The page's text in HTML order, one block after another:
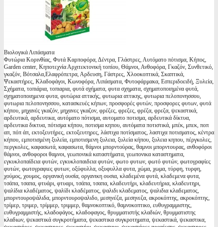
Βιολογικά Λιπάσματα
Φυτώρια Κορινθίας, Φυτά Καρποφόρα, Δέντρα, Γλάστρες, Αυτόματο πότισμα, Κήπος,
Garden center, Κηποτεχνία Αρχιτεκτονική τοπίου, Θάμνοι, Ανθοφόρα, Γκαζόν, Συνθετικό,
γκαζόν, Βότσαλα,Ελαφρόπετρα, Αρδευση, Γάστρες, Χλοοκοπτικά, Σκαπτικά,
Ψεκαστήρες, Κλαδοφάγοι, Κωνοφόρα, Λιπάσματα, Φυτοφάρμακα, Εσπεριδοειδή, Ξυλεία,
Σχήματα, τοπιάρια, τοπιαρια, φυτά σχήματα, φυτα σχηματα, σχηματοποιημένα φυτά,
σχηματοποιημενα φυτα, φυτώρια αττικής, φυτωρια αττικης, φυτωρια πελοπονησσου,
φυτωρια πελοπονησσου, κατασκευές κήπων, προσφορές φυτών, προσφορες φυτων, φυτά
κήπου, μηχανές γκαζόν, μηχανες γκαζον, φρέζες, φρεζες, φρέζα, φρεζα, ψεκαστικά,
αρδευτικά, αρδευτικα, αυτόματο πότισμα, αυτοματο ποτισμα, αρδευτικά δίκτυα,
αρδευτικα δικτυα, πότισμα κήπου, ποτισμα κηπου, αυτόματα ποτιστικά, μπέκ, μπεκ, ποπ
απ, πόπ άπ, εκτοξευτήρες, εκτοξευτηρες, λάστιχα ποτίσματος, λαστιχα ποτισματος, κέντρα
κήπου, εμποτισμένη ξυλεία, εμποτισμενη ξυλεια, ξυλεία κήπου, ξυλεια κηπου, πέργκολες,
περγκολες, καφασωτά, καφασωτα, θάμνοι μπορντούρας, θαμνοι μπορντουρας, ανθοφόροι
θάμνοι, ανθοφοροι θαμνοι, γεωπονικά καταστήματα, γεωπονικα καταστηματα,
εγκυκλοπαίδεια φυτών, εγκυκλοπαιδεια φυτών, φωτο φυτων, φωτό φυτών, φωτογραφίες
φυτών, φωτογραφιες φυτων, οξύφυλλα, οξυφυλλα φυτα, χώμα, χωμα, τύρφη, τυρφη,
χούμος, χουμος, οργανική ουσία, οργανικη ουσια, κλαδεμένα φυτά, κλαδεμενα φυτα,
τσάπα, τσαπα, φτυάρι, φτυαρι, τσάπα, τσαπα, κλαδευτήρι, κλαδευτήρια, κλαδευτηρι,
ψαλίδια κλαδέματος, ψαλίδι κλαδέματος, ψαλιδι κλαδεματος, ψαλιδια κλαδεματος,
μπορντουροψάλιδα, μπορντουροψαλιδο, μεσηνέζα, μεσηνεζα, ακροκόπτης, ακροκόπτης,
τρίμερ, τριμερ, τρίμμερ, τριμμερ, θαμνοκοπτικό, θαμνοκοπτικο, ευθυγραμμιστης,
ευθυγραμμιστής, κλαδοφάγος, κλαδοφαγος, θρυμματιστής κλαδιών, θρυμματιστης
κλαδιων, ψεκαστικά συγκροτήματα, ψεκαστικα συγκροτηματα, ψεκαστικά, ψεκαστικα,